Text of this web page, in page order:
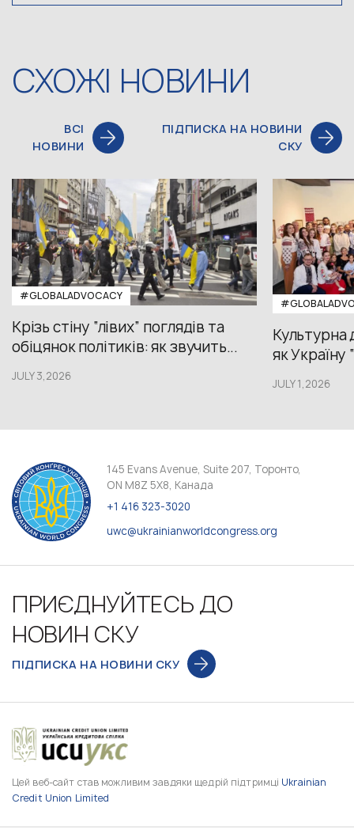
СХОЖІ НОВИНИ
ВСІ
НОВИНИ
ПІДПИСКА НА НОВИНИ
СКУ
#GLOBALADVOCACY
Крізь стіну “лівих” поглядів та
обіцянок політиків: як звучить...
JULY 3,2026
Культурна
як
JULY 1,2026
145 Evans Avenue, Suite 207, Торонто,
ON M8Z 5X8, Канада
+1 416 323-3020
uwc@ukrainianworldcongress.org
ПРИЄДНУЙТЕСЬ ДО
НОВИН СКУ
ПІДПИСКА НА НОВИНИ СКУ
Цей веб-сайт став можливим завдяки щедрій підтримці Ukrainian
Credit Union Limited